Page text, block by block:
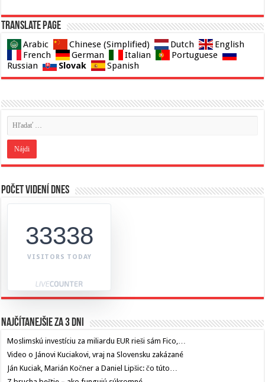
Translate page
Arabic Chinese (Simplified) Dutch
English
French
German Italian
Portuguese
Russian
Slovak Spanish
Počet videní dnes
33338
VISITORS TODAY
Najčítanejšie za 3 dni
Moslimskú investíciu za miliardu EUR rieši sám Fico,…
Video o Jánovi Kuciakovi, vraj na Slovensku zakázané
Ján Kuciak, Marián Kočner a Daniel Lipšic: čo túto…